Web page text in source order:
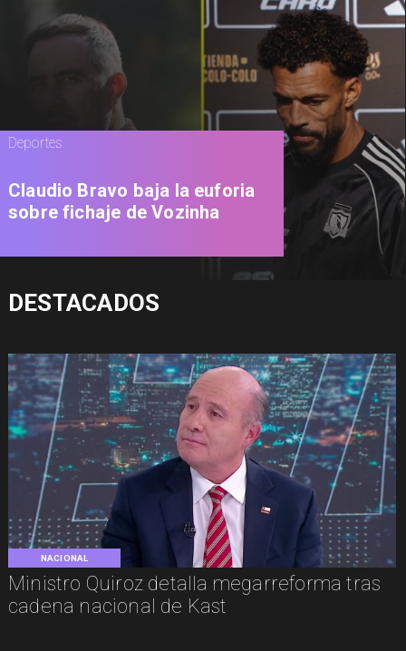
NACIONAL
Ministro Quiroz detalla megarreforma tras
cadena nacional de Kast
Deportes
Claudio Bravo baja la euforia
sobre fichaje de Vozinha
DESTACADOS